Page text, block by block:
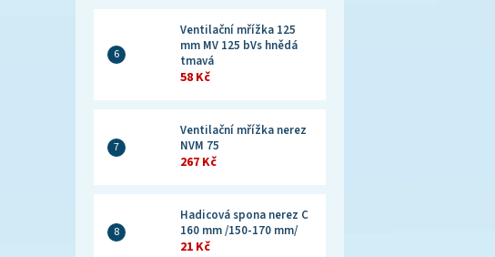
Ventilační mřížka 125
mm MV 125 bVs hnědá
tmavá
58 Kč
Ventilační mřížka nerez
NVM 75
267 Kč
Hadicová spona nerez C
160 mm /150-170 mm/
21 Kč